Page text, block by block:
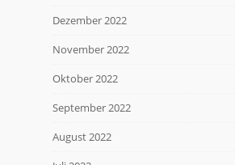
Dezember 2022
November 2022
Oktober 2022
September 2022
August 2022